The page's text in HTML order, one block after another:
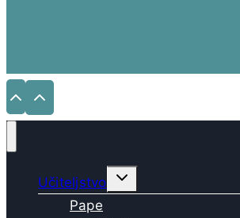
Učiteljstvo
Toggle
child
Pape